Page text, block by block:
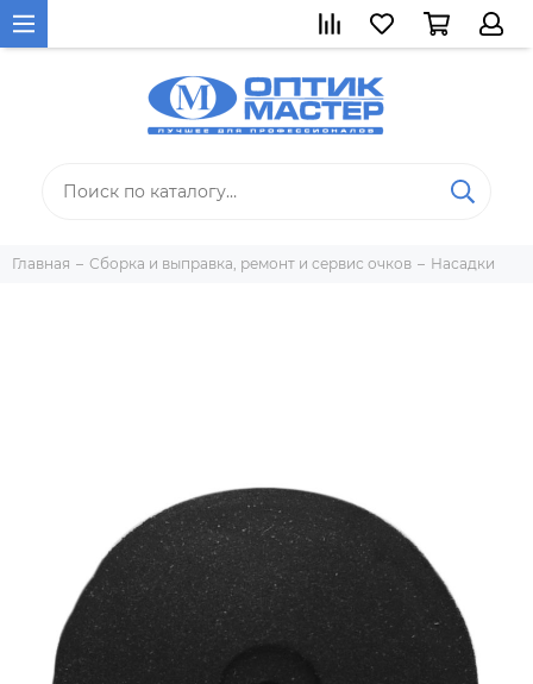
Главная Сборка и выправка, ремонт и сервис очков Насадки